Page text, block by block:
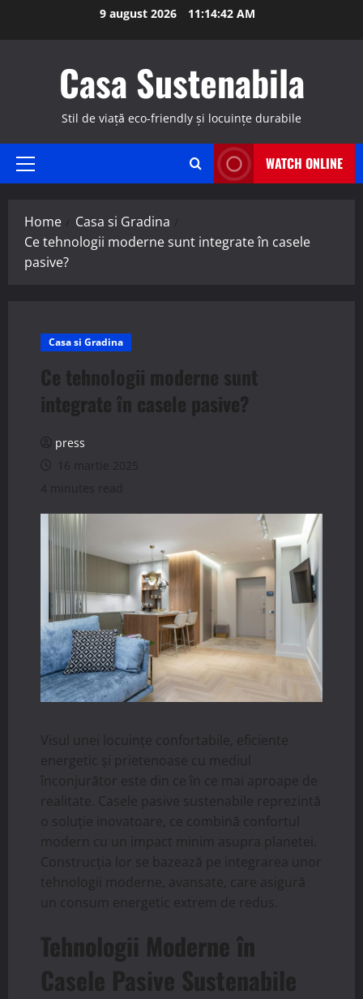
9 august 2026 11:14:42 AM
Casa Sustenabila
Stil de viață eco-friendly și locuințe durabile
Primary
WATCH ONLINE
Home
Casa si Gradina
Ce tehnologii moderne sunt integrate în casele
pasive?
Casa si Gradina
Ce tehnologii moderne sunt
integrate în casele pasive?
press
16 martie 2025
4 minutes read
Visul unei locuințe confortabile, eficiente
energetic și prietenoase cu mediul
înconjurător este din ce în ce mai aproape de
realitate. Casele pasive sustenabile reprezintă
o soluție inovatoare, ce combină confortul
modern cu un impact minim asupra planetei.
Construcția lor se bazează pe integrarea unor
tehnologii moderne, avansate, care asigură
un consum energetic extrem de redus.
Tehnologii Moderne în
Casele Pasive Sustenabile